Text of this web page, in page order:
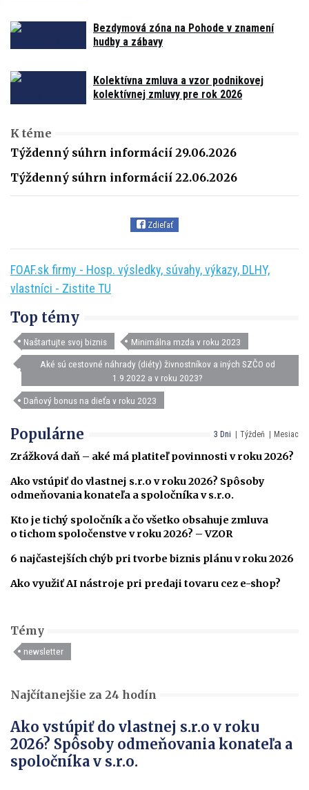
Bezdymová zóna na Pohode v znamení
hudby a zábavy
Kolektívna zmluva a vzor podnikovej
kolektívnej zmluvy pre rok 2026
K téme
Týždenný súhrn informácií 29.06.2026
Týždenný súhrn informácií 22.06.2026
Zdieľať
FOAF.sk firmy - Hosp. výsledky, súvahy, výkazy, DLHY,
vlastníci - Zistite TU
Top témy
Naštartujte svoj biznis Minimálna mzda v roku 2023
Aké sú cestovné náhrady (diéty) živnostníkov a iných SZČO od
1.9.2022 a v roku 2023?
Daňový bonus na dieťa v roku 2023
3 Dni Týždeň Mesiac
Populárne
Zrážková daň – aké má platiteľ povinnosti v roku 2026?
Ako vstúpiť do vlastnej s.r.o v roku 2026? Spôsoby
odmeňovania konateľa a spoločníka v s.r.o.
Kto je tichý spoločník a čo všetko obsahuje zmluva
o tichom spoločenstve v roku 2026? – VZOR
6 najčastejších chýb pri tvorbe biznis plánu v roku 2026
Ako využiť AI nástroje pri predaji tovaru cez e-shop?
Témy
newsletter
Najčítanejšie za 24 hodín
Ako vstúpiť do vlastnej s.r.o v roku
2026? Spôsoby odmeňovania konateľa a
spoločníka v s.r.o.